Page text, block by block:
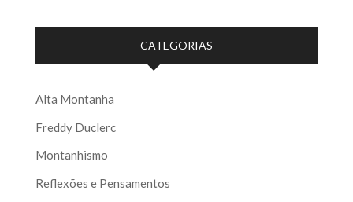
CATEGORIAS
Alta Montanha
Freddy Duclerc
Montanhismo
Reflexões e Pensamentos